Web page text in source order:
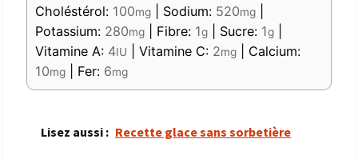
Choléstérol: 100mg Sodium: 520mg
Potassium: 280mg Fibre: 1g Sucre: 1g
Vitamine A: 4IU Vitamine C: 2mg
Calcium:
10mg Fer: 6mg
Lisez aussi : Recette glace sans sorbetière